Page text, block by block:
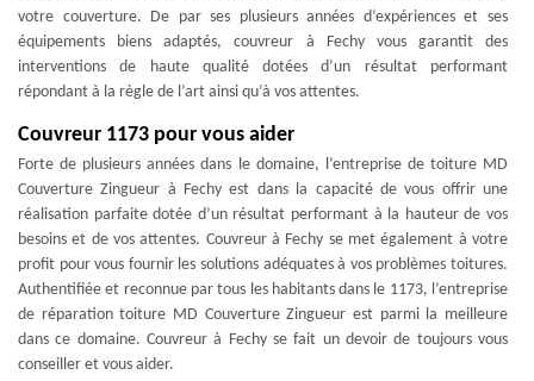
votre couverture. De par ses plusieurs années d’expériences et ses
équipements biens adaptés, couvreur à Fechy vous garantit des
interventions de haute qualité dotées d’un résultat performant
répondant à la règle de l’art ainsi qu’à vos attentes.
Couvreur 1173 pour vous aider
Forte de plusieurs années dans le domaine, l’entreprise de toiture MD
Couverture Zingueur à Fechy est dans la capacité de vous offrir une
réalisation parfaite dotée d’un résultat performant à la hauteur de vos
besoins et de vos attentes. Couvreur à Fechy se met également à votre
profit pour vous fournir les solutions adéquates à vos problèmes toitures.
Authentifiée et reconnue par tous les habitants dans le 1173, l’entreprise
de réparation toiture MD Couverture Zingueur est parmi la meilleure
dans ce domaine. Couvreur à Fechy se fait un devoir de toujours vous
conseiller et vous aider.